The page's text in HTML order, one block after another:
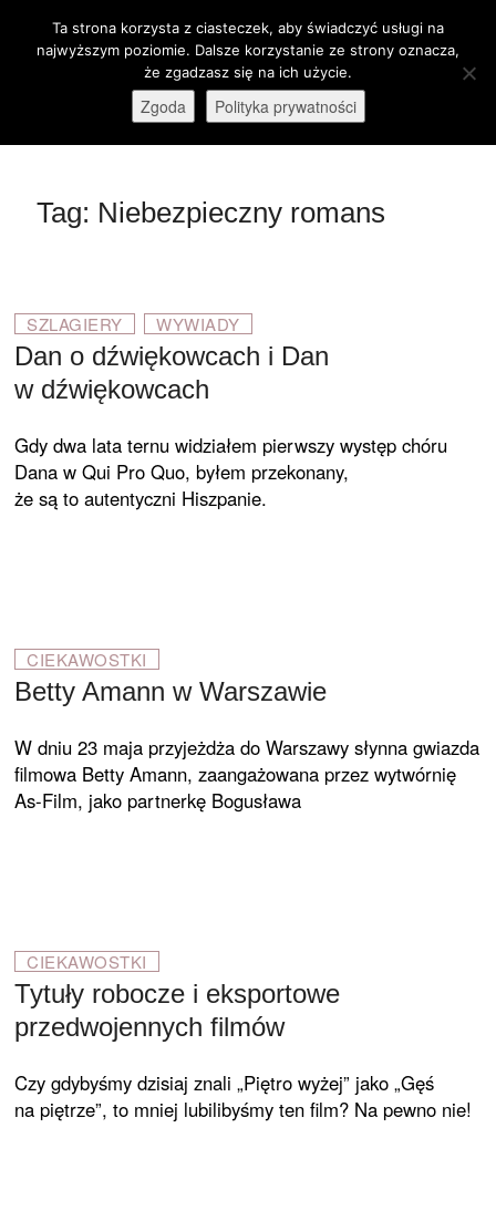
stare-kino.pl
ZAPRASZAMY
M
e
B
Tag: Niebezpieczny romans
SZLAGIERY WYWIADY
Dan o dźwiękowcach i Dan
w dźwiękowcach
Gdy dwa lata ternu widziałem pierwszy występ chóru
Dana w Qui Pro Quo, byłem przekonany,
że są to autentyczni Hiszpanie.
CIEKAWOSTKI
Betty Amann w Warszawie
W dniu 23 maja przyjeżdża do Warszawy słynna gwiazda
filmowa Betty Amann, zaangażowana przez wytwórnię
As-Film, jako partnerkę Bogusława
CIEKAWOSTKI
Tytuły robocze i eksportowe
przedwojennych filmów
Czy gdybyśmy dzisiaj znali „Piętro wyżej” jako „Gęś
na piętrze”, to mniej lubilibyśmy ten film? Na pewno nie!
Otwórz pasek narzędzi
Ta strona korzysta z ciasteczek, aby świadczyć usługi na
najwyższym poziomie. Dalsze korzystanie ze strony oznacza,
że zgadzasz się na ich użycie.
Zgoda Polityka prywatności